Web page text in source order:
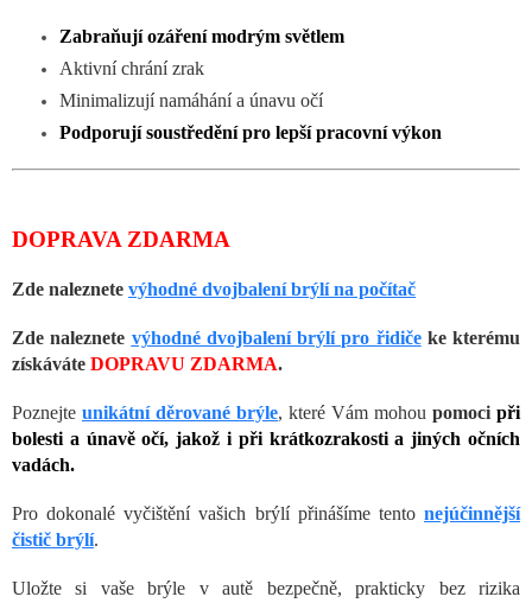
Zabraňují ozáření modrým světlem
Aktivní chrání zrak
Minimalizují namáhání a únavu očí
Podporují soustředění pro lepší pracovní výkon
DOPRAVA ZDARMA
Zde naleznete výhodné dvojbalení brýlí na počítač
Zde naleznete výhodné dvojbalení brýlí pro řidičeke kterému
získáváte DOPRAVU ZDARMA.
Poznejte unikátní děrované brýle, které Vám mohou pomoci při
bolesti a únavě očí, jakož i při krátkozrakosti a jiných očních
vadách.
Pro dokonalé vyčištění vašich brýlí přinášíme tento nejúčinnější
čistič brýlí.
Uložte si vaše brýle v autě bezpečně, prakticky bez rizika